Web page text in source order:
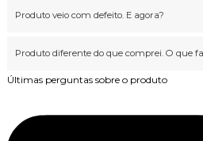
Produto veio com defeito. E agora?
Produto diferente do que comprei. O que
Últimas perguntas sobre o produto